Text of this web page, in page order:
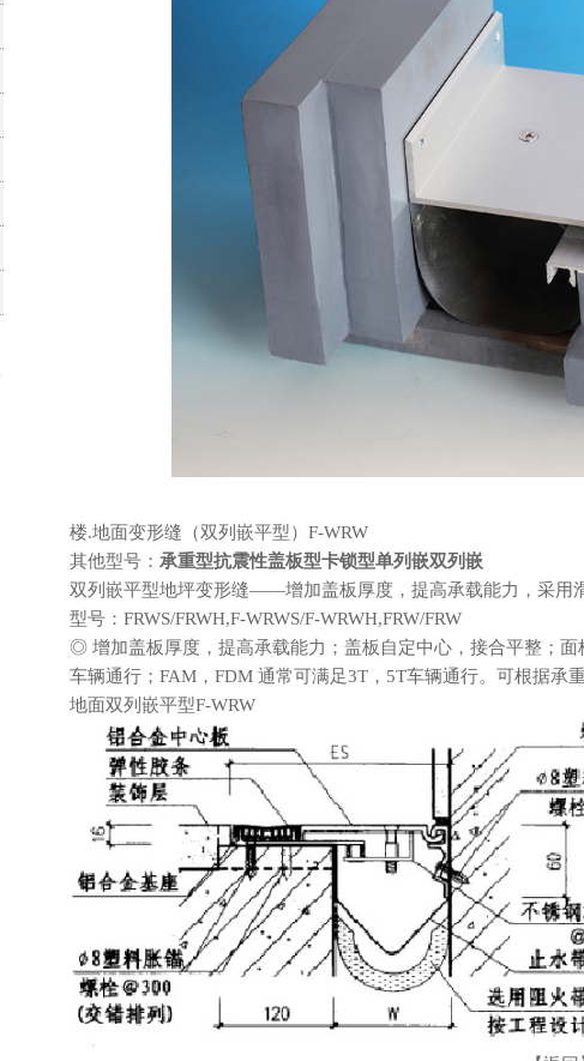
楼.地面变形缝（双列嵌平型）F-WRW
其他型号： 承重型抗震性盖板型卡锁型单列嵌双列嵌
双列嵌平型地坪变形缝——增加盖板厚度，提高承载能力，采用
型号：FRWS/FRWH,F-WRWS/F-WRWH,FRW/FRW
◎ 增加盖板厚度，提高承载能力；盖板自定中心，接合平整；
车辆通行；FAM，FDM 通常可满足3T，5T车辆通行。可根据承重
地面双列嵌平型F-WRW